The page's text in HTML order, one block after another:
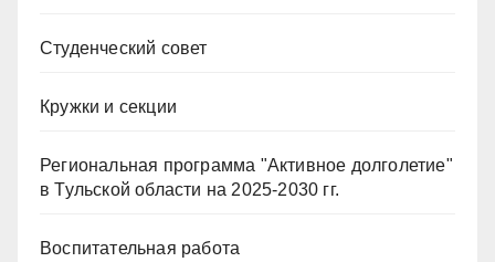
Студенческий совет
Кружки и секции
Региональная программа "Активное долголетие"
в Тульской области на 2025-2030 гг.
Воспитательная работа